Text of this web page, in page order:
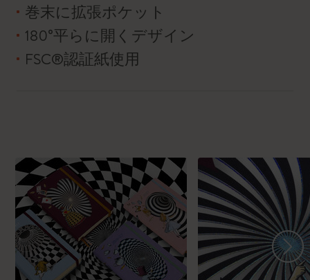
巻末に拡張ポケット
180°平らに開くデザイン
FSC®認証紙使用